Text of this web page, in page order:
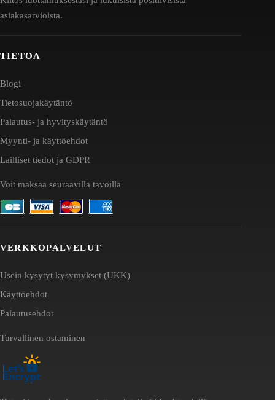
asiakasarvioista.
TIETOA
Blogi
Tietosuojakäytäntö
Palautus- ja hyvityskäytäntö
Myynti- ja käyttöehdot
Lailliset tiedot ja GDPR
Voit maksaa seuraavilla tavoilla
VERKKOPALVELUT
Usein kysytyt kysymykset (UKK)
Käyttöehdot
Palautusehdot
Turvallinen ostaminen